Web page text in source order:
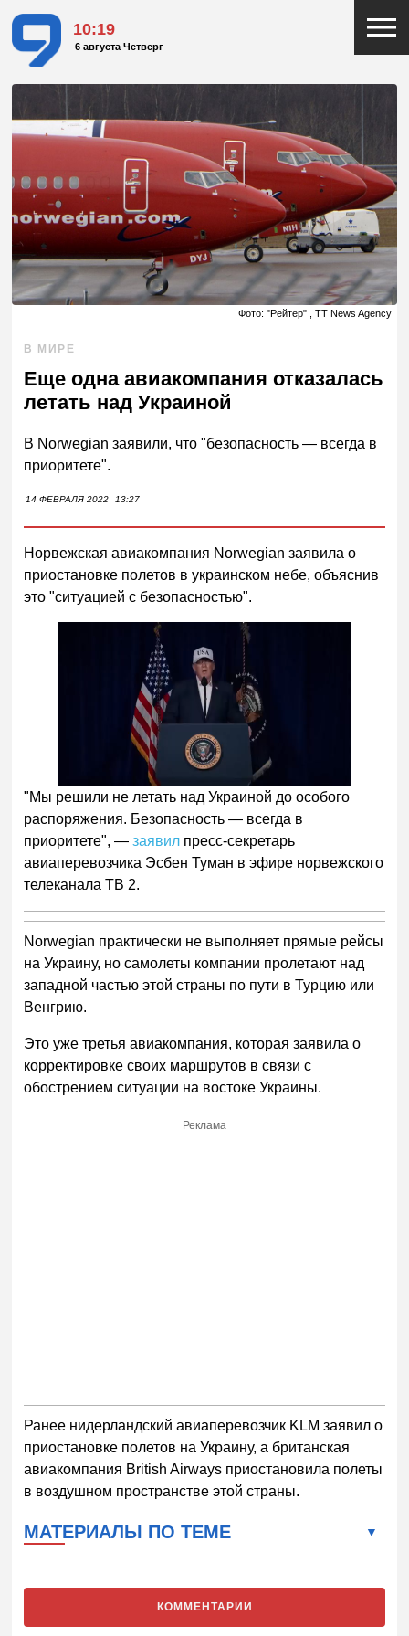
10:19
6 августа Четверг
Фото: "Рейтер" , TT News Agency
В МИРЕ
Еще одна авиакомпания отказалась
летать над Украиной
В Norwegian заявили, что "безопасность — всегда в
приоритете".
14 ФЕВРАЛЯ 2022 13:27
Норвежская авиакомпания Norwegian заявила о
приостановке полетов в украинском небе, объяснив
это "ситуацией с безопасностью".
"Мы решили не летать над Украиной до особого
распоряжения. Безопасность — всегда в
приоритете", —заявил пресс-секретарь
авиаперевозчика Эсбен Туман в эфире норвежского
телеканала ТВ 2.
Norwegian практически не выполняет прямые рейсы
на Украину, но самолеты компании пролетают над
западной частью этой страны по пути в Турцию или
Венгрию.
Это уже третья авиакомпания, которая заявила о
корректировке своих маршрутов в связи с
обострением ситуации на востоке Украины.
Реклама
Ранее нидерландский авиаперевозчик KLM заявил о
приостановке полетов на Украину, а британская
авиакомпания British Airways приостановила полеты
в воздушном пространстве этой страны.
МАТЕРИАЛЫ ПО ТЕМЕ
КОММЕНТАРИИ